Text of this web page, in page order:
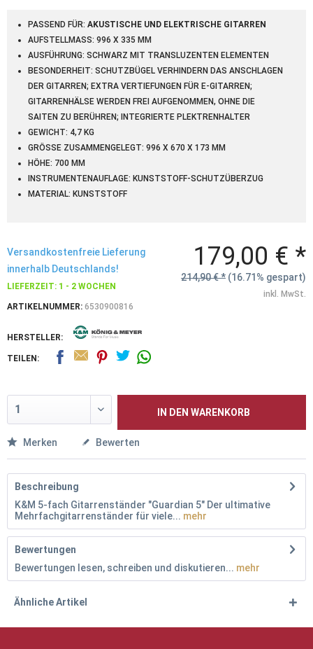
PASSEND FÜR: AKUSTISCHE UND ELEKTRISCHE GITARREN
AUFSTELLMASS: 996 X 335 MM
AUSFÜHRUNG: SCHWARZ MIT TRANSLUZENTEN ELEMENTEN
BESONDERHEIT: SCHUTZBÜGEL VERHINDERN DAS ANSCHLAGEN
DER GITARREN; EXTRA VERTIEFUNGEN FÜR E-GITARREN;
GITARRENHÄLSE WERDEN FREI AUFGENOMMEN, OHNE DIE
SAITEN ZU BERÜHREN; INTEGRIERTE PLEKTRENHALTER
GEWICHT: 4,7 KG
GRÖSSE ZUSAMMENGELEGT: 996 X 670 X 173 MM
HÖHE: 700 MM
INSTRUMENTENAUFLAGE: KUNSTSTOFF-SCHUTZÜBERZUG
MATERIAL: KUNSTSTOFF
Versandkostenfreie Lieferung
innerhalb Deutschlands!
LIEFERZEIT: 1 - 2 WOCHEN
ARTIKELNUMMER: 6530900816
HERSTELLER:
179,00 € *
214,90 € * (16.71% gespart)
inkl. MwSt.
TEILEN:
IN DEN WARENKORB
Merken Bewerten
Beschreibung
K&M 5-fach Gitarrenständer "Guardian 5" Der ultimative
Mehrfachgitarrenständer für viele... mehr
Bewertungen
Bewertungen lesen, schreiben und diskutieren... mehr
Ähnliche Artikel